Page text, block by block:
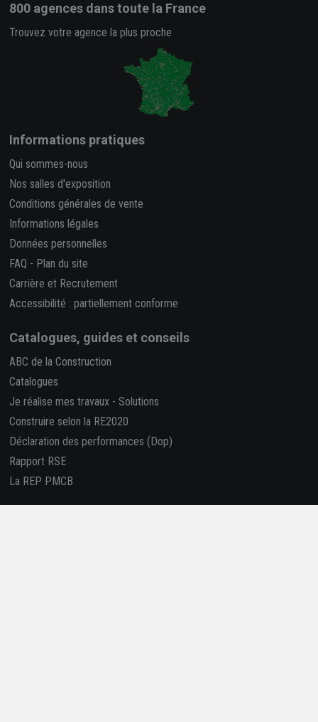
800 agences dans toute la France
Trouvez votre agence la plus proche
Informations pratiques
Qui sommes-nous
Nos salles d'exposition
Conditions générales de vente
Informations légales
Données personnelles
FAQ - Plan du site
Carrière et Recrutement
Accessibilité : partiellement conforme
Catalogues, guides et conseils
ABC de la Construction
Catalogues
Je réalise mes travaux - Solutions
Construire selon la RE2020
Déclaration des performances (Dop)
Rapport RSE
La REP PMCB